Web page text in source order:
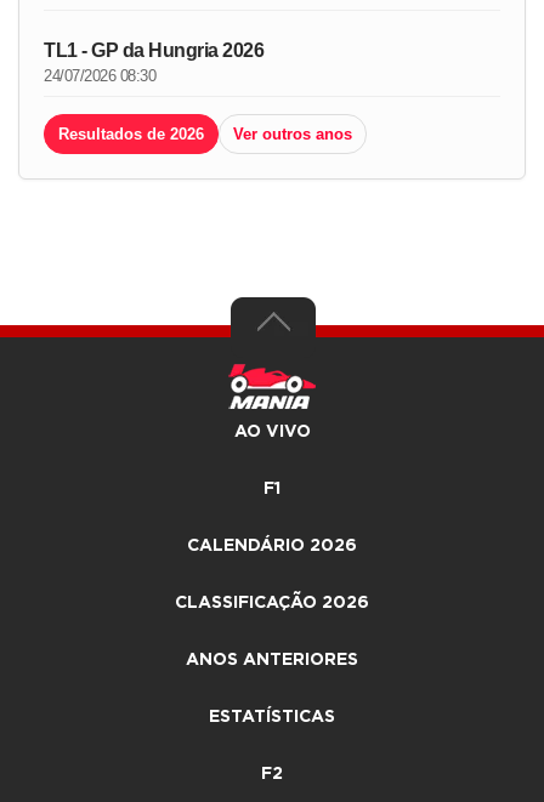
TL1 - GP da Hungria 2026
24/07/2026 08:30
Resultados de 2026 Ver outros anos
AO VIVO
F1
CALENDÁRIO 2026
CLASSIFICAÇÃO 2026
ANOS ANTERIORES
ESTATÍSTICAS
F2